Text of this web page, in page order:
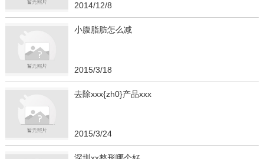
2014/12/8
小腹脂肪怎么减
2015/3/18
去除xxx{zh0}产品xxx
2015/3/24